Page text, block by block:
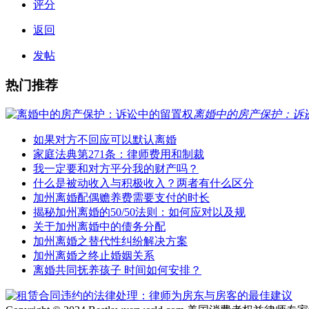
评分
返回
发帖
热门推荐
离婚中的房产保护：诉
如果对方不回应可以默认离婚
家庭法典第271条：律师费用和制裁
我一定要和对方平分我的财产吗？
什么是被动收入与积极收入？两者有什么区分
加州离婚配偶赡养费需要支付的时长
揭秘加州离婚的50/50法则：如何应对以及规
关于加州离婚中的债务分配
加州离婚之替代性纠纷解决方案
加州离婚之终止婚姻关系
离婚共同抚养孩子 时间如何安排？